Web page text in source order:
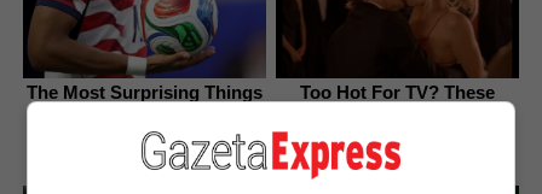
The Most Surprising Things
About FIFA World Cup 2026
Brainberries
Too Hot For TV? These
Brainberries